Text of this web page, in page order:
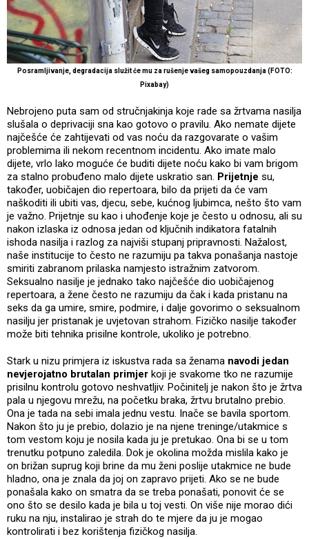
Posramljivanje, degradacija služit će mu za rušenje vašeg samopouzdanja (FOTO:
Pixabay)
Nebrojeno puta sam od stručnjakinja koje rade sa žrtvama nasilja
slušala o deprivaciji sna kao gotovo o pravilu. Ako nemate dijete
najčešće će zahtijevati od vas noću da razgovarate o vašim
problemima ili nekom recentnom incidentu. Ako imate malo
dijete, vrlo lako moguće će buditi dijete noću kako bi vam brigom
za stalno probuđeno malo dijete uskratio san. Prijetnje su,
također, uobičajen dio repertoara, bilo da prijeti da će vam
naškoditi ili ubiti vas, djecu, sebe, kućnog ljubimca, nešto što vam
je važno. Prijetnje su kao i uhođenje koje je često u odnosu, ali su
nakon izlaska iz odnosa jedan od ključnih indikatora fatalnih
ishoda nasilja i razlog za najviši stupanj pripravnosti. Nažalost,
naše institucije to često ne razumiju pa takva ponašanja nastoje
smiriti zabranom prilaska namjesto istražnim zatvorom.
Seksualno nasilje je jednako tako najčešće dio uobičajenog
repertoara, a žene često ne razumiju da čak i kada pristanu na
seks da ga umire, smire, podmire, i dalje govorimo o seksualnom
nasilju jer pristanak je uvjetovan strahom. Fizičko nasilje također
može biti tehnika prisilne kontrole, ukoliko je potrebno.
Stark u nizu primjera iz iskustva rada sa ženama navodi jedan
nevjerojatno brutalan primjer koji je svakome tko ne razumije
prisilnu kontrolu gotovo neshvatljiv. Počinitelj je nakon što je žrtva
pala u njegovu mrežu, na početku braka, žrtvu brutalno prebio.
Ona je tada na sebi imala jednu vestu. Inače se bavila sportom.
Nakon što ju je prebio, dolazio je na njene treninge/utakmice s
tom vestom koju je nosila kada ju je pretukao. Ona bi se u tom
trenutku potpuno zaledila. Dok je okolina možda mislila kako je
on brižan suprug koji brine da mu ženi poslije utakmice ne bude
hladno, ona je znala da joj on zapravo prijeti. Ako se ne bude
ponašala kako on smatra da se treba ponašati, ponovit će se
ono što se desilo kada je bila u toj vesti. On više nije morao dići
ruku na nju, instalirao je strah do te mjere da ju je mogao
kontrolirati i bez korištenja fizičkog nasilja.